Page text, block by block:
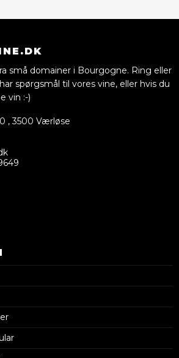
små domainer i Bourgogne. Ring eller
spørgsmål til vores vine, eller hvis du
vin :-)
,3500 Værløse